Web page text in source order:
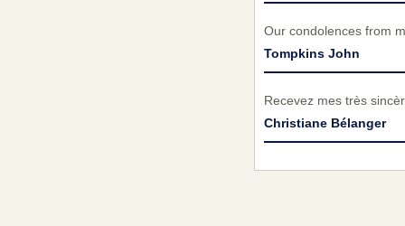
Our condolences from
Tompkins John
Recevez mes très
Christiane Bélanger